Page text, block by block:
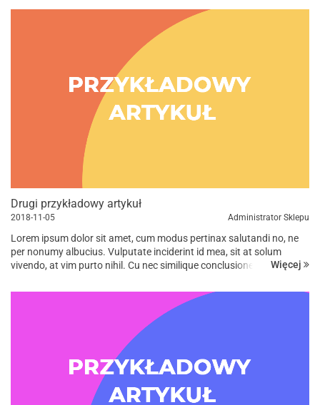
Drugi przykładowy artykuł
2018-11-05 Administrator Sklepu
Lorem ipsum dolor sit amet, cum modus pertinax salutandi no, ne
per nonumy albucius. Vulputate inciderint id mea, sit at solum
vivendo, at vim purto nihil. Cu nec similique conclusionemque, in vis
Więcej